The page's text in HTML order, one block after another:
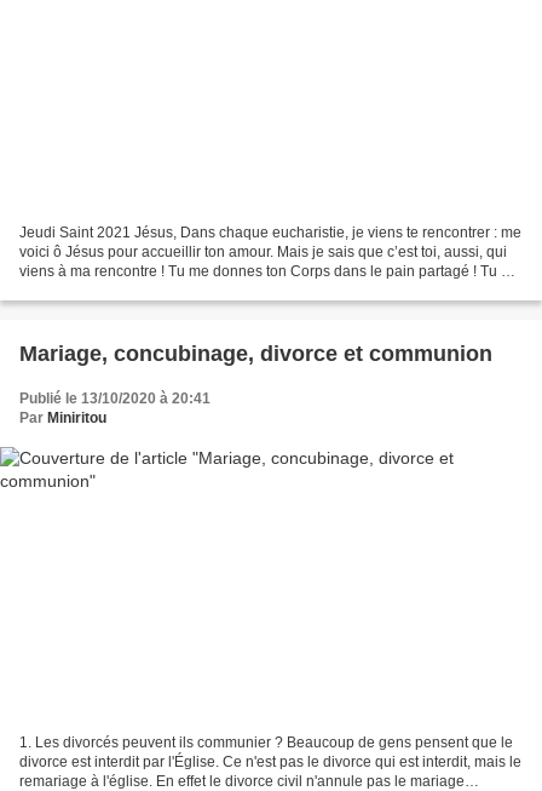
Jeudi Saint 2021 Jésus, Dans chaque eucharistie, je viens te rencontrer : me
voici ô Jésus pour accueillir ton amour. Mais je sais que c’est toi, aussi, qui
viens à ma rencontre ! Tu me donnes ton Corps dans le pain partagé ! Tu me
Mariage, concubinage, divorce et communion
Publié le 13/10/2020 à 20:41
Par Miniritou
1. Les divorcés peuvent ils communier ? Beaucoup de gens pensent que le
divorce est interdit par l'Église. Ce n'est pas le divorce qui est interdit, mais le
remariage à l'église. En effet le divorce civil n'annule pas le mariage